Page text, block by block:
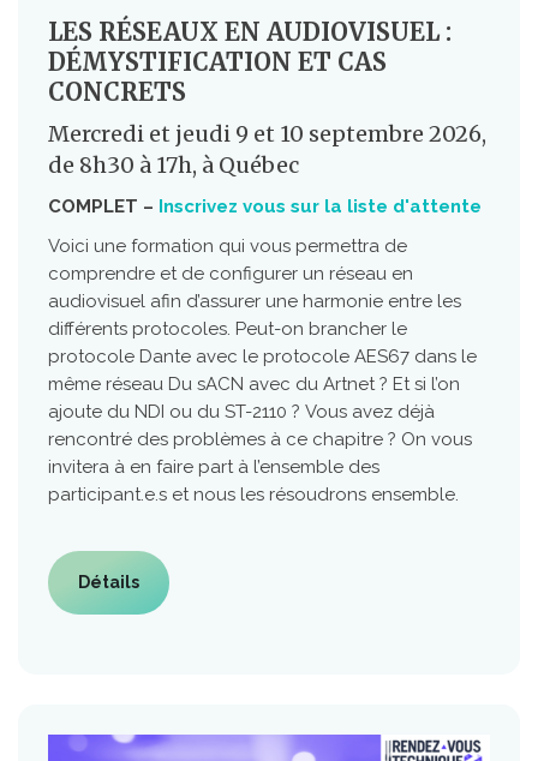
LES RÉSEAUX EN AUDIOVISUEL :
DÉMYSTIFICATION ET CAS
CONCRETS
Mercredi et jeudi 9 et 10 septembre 2026,
de 8h30 à 17h, à Québec
COMPLET – Inscrivez vous sur la liste d'attente
Voici une formation qui vous permettra de
comprendre et de configurer un réseau en
audiovisuel afin d’assurer une harmonie entre les
différents protocoles. Peut-on brancher le
protocole Dante avec le protocole AES67 dans le
même réseau Du sACN avec du Artnet ? Et si l’on
ajoute du NDI ou du ST-2110 ? Vous avez déjà
rencontré des problèmes à ce chapitre ? On vous
invitera à en faire part à l’ensemble des
participant.e.s et nous les résoudrons ensemble.
Détails